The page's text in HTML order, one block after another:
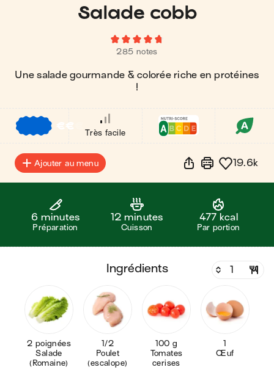
Salade cobb
285 notes
Une salade gourmande & colorée riche en protéines
!
€€
Très facile
Ajouter au menu 19.6k
6 minutes
Préparation
12 minutes
Cuisson
477 kcal
Par portion
ingrédients
2 poignées
Salade
(Romaine)
1/2
Poulet
(escalope)
100 g
Tomates
cerises
1
Œuf